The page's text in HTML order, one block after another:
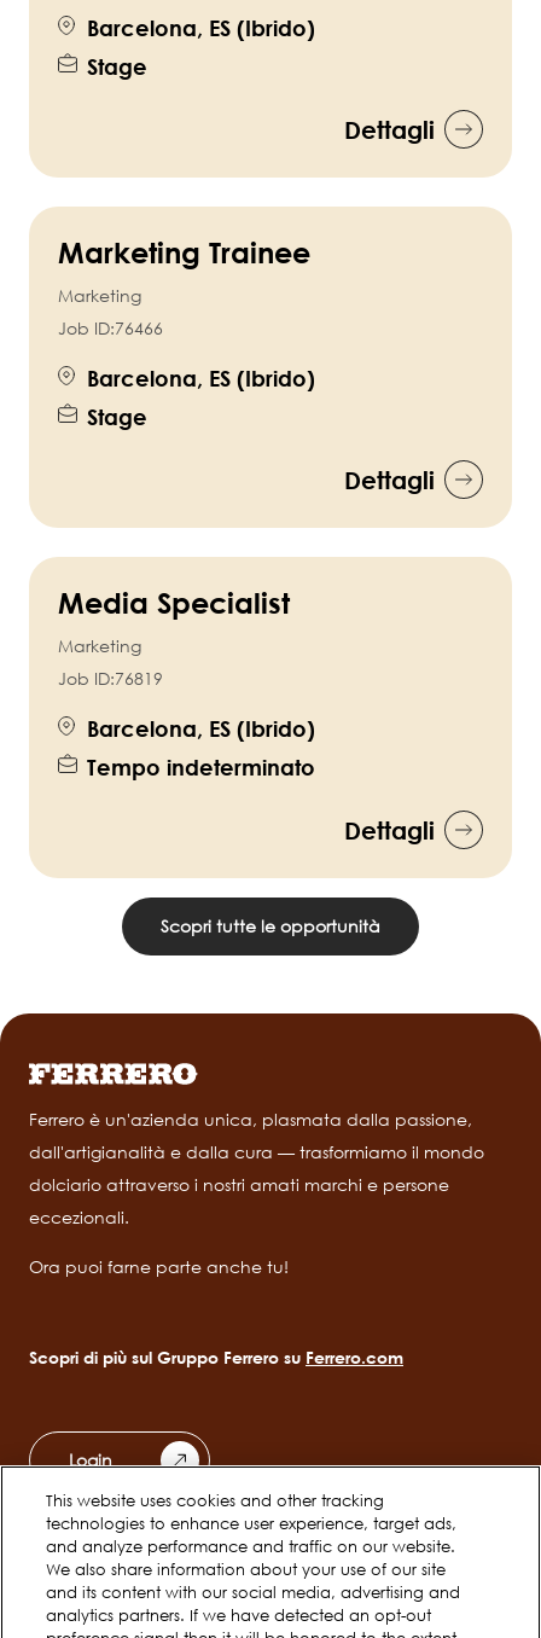
Barcelona, ES (Ibrido)
Stage
Dettagli
Marketing Trainee
Marketing
Job ID:76466
Barcelona, ES (Ibrido)
Stage
Dettagli
Media Specialist
Marketing
Job ID:76819
Barcelona, ES (Ibrido)
Tempo indeterminato
Dettagli
Scopri tutte le opportunità
Ferrero è un'azienda unica, plasmata dalla passione,
dall'artigianalità e dalla cura — trasformiamo il mondo
dolciario attraverso i nostri amati marchi e persone
eccezionali.
Ora puoi farne parte anche tu!
Scopri di più sul Gruppo Ferrero su Ferrero.com
Login
Main
navigation
Scopri Ferrero Team
Inizio carriera
This website uses cookies and other tracking
technologies to enhance user experience, target ads,
and analyze performance and traffic on our website.
We also share information about your use of our site
and its content with our social media, advertising and
analytics partners. If we have detected an opt-out